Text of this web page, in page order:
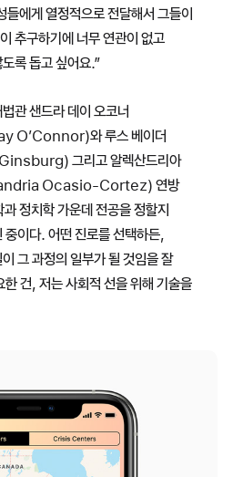
에게 열정적으로 전달해서 그들이
추구하기에 너무 연관이 없고
록 돕고 싶어요.”
관 샌드라 데이 오코너
와 루스 베이더
그리고 알렉산드리아
Ocasio-Cortez) 연방
정치학 가운데 전공을 정할지
중이다. 어떤 진로를 선택하든,
그 과정의 일부가 될 것임을 잘
건, 저는 사회적 선을 위해 기술을